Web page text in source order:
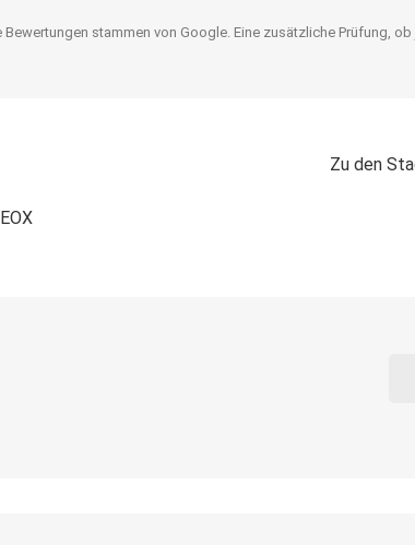
Bewertungen stammen von Google. Eine zusätzliche Prüfung,
Zu den